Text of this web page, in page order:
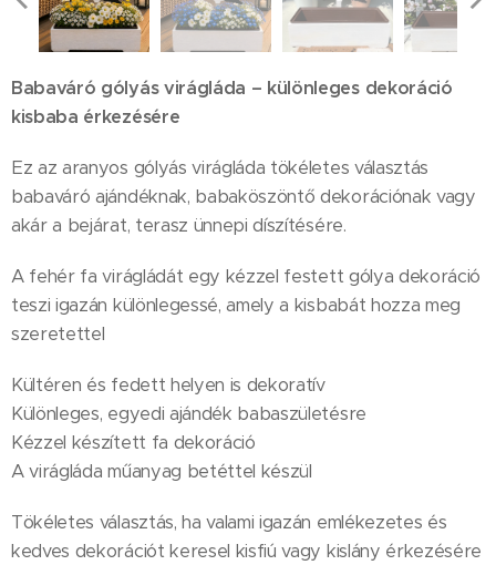
Babaváró gólyás virágláda – különleges dekoráció
kisbaba érkezésére
Ez az aranyos gólyás virágláda tökéletes választás
babaváró ajándéknak, babaköszöntő dekorációnak vagy
akár a bejárat, terasz ünnepi díszítésére.
A fehér fa virágládát egy kézzel festett gólya dekoráció
teszi igazán különlegessé, amely a kisbabát hozza meg
szeretettel
Kültéren és fedett helyen is dekoratív
Különleges, egyedi ajándék babaszületésre
Kézzel készített fa dekoráció
A virágláda műanyag betéttel készül
Tökéletes választás, ha valami igazán emlékezetes és
kedves dekorációt keresel kisfiú vagy kislány érkezésére